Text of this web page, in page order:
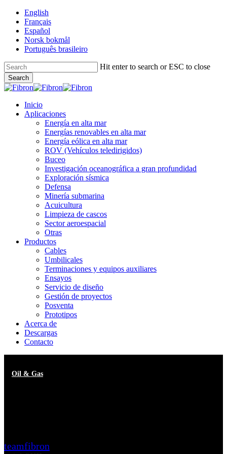
Skip
main
content
English
Français
Español
Norsk bokmål
Português brasileiro
Hit enter to search or ESC to close
Search
Close
Menu
Inicio
Aplicaciones
Energía en alta mar
Energías renovables en alta mar
Energía eólica en alta mar
ROV (Vehículos teledirigidos)
Buceo
Investigación oceanográfica a gran profundidad
Exploración sísmica
Defensa
Minería submarina
Acuicultura
Limpieza de cascos
Sector aeroespacial
Otras
Productos
Cables
Umbilicales
Terminaciones y equipos auxiliares
Ensayos
Servicio de diseño
Gestión de proyectos
Posventa
Prototipos
Acerca de
Descargas
Contacto
Oil & Gas
teamfibron